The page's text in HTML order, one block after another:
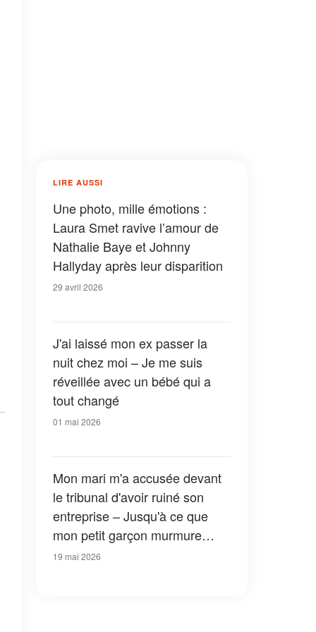
LIRE AUSSI
Une photo, mille émotions :
Laura Smet ravive l’amour de
Nathalie Baye et Johnny
Hallyday après leur disparition
29 avril 2026
J'ai laissé mon ex passer la
nuit chez moi – Je me suis
réveillée avec un bébé qui a
tout changé
01 mai 2026
Mon mari m'a accusée devant
le tribunal d'avoir ruiné son
entreprise – Jusqu'à ce que
mon petit garçon murmure
soudain : « La personne qui t'a
19 mai 2026